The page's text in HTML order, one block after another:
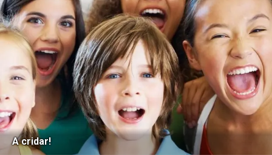
A cridar!